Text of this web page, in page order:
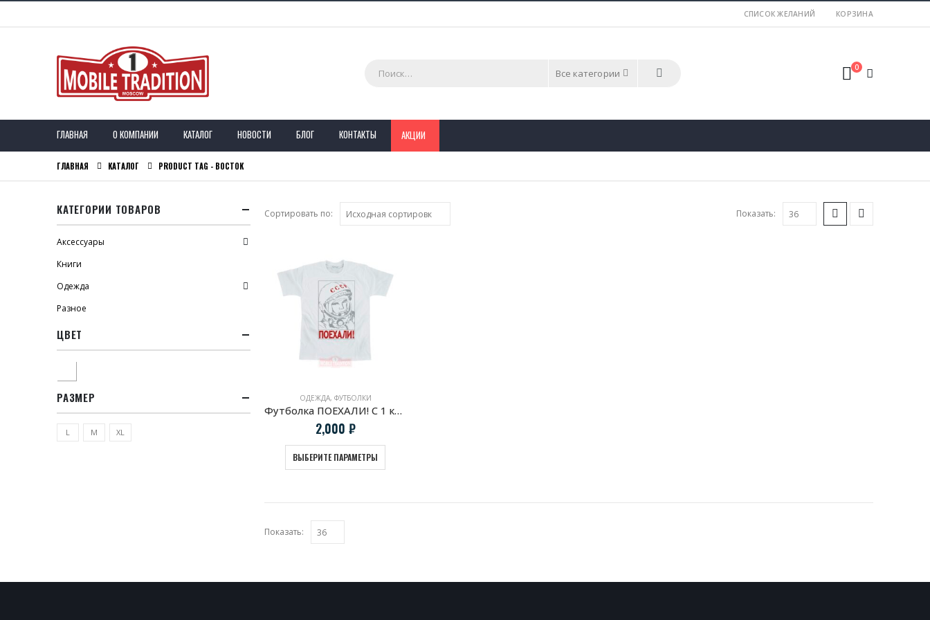
СПИСОК ЖЕЛАНИЙ КОРЗИНА
Все категории 0
ГЛАВНАЯ О КОМПАНИИ КАТАЛОГ НОВОСТИ БЛОГ КОНТАКТЫ АКЦИИ
ГЛАВНАЯ КАТАЛОГ PRODUCT TAG - ВОСТОК
Сортировать по: Показать:
ОДЕЖДА, ФУТБОЛКИ
Футболка ПОЕХАЛИ! С 1 космонавтом Юрием Гагариным
2,000 ₽
ВЫБЕРИТЕ ПАРАМЕТРЫ
Показать:
КАТЕГОРИИ ТОВАРОВ
Аксессуары
Книги
Одежда
Разное
ЦВЕТ
РАЗМЕР
L M XL